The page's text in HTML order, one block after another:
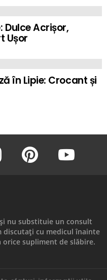
Acrișor,
Ușor
în Lipie: Crocant și
pinterest
nu substituie un consult
discutați cu medicul înainte
supliment de slăbire.